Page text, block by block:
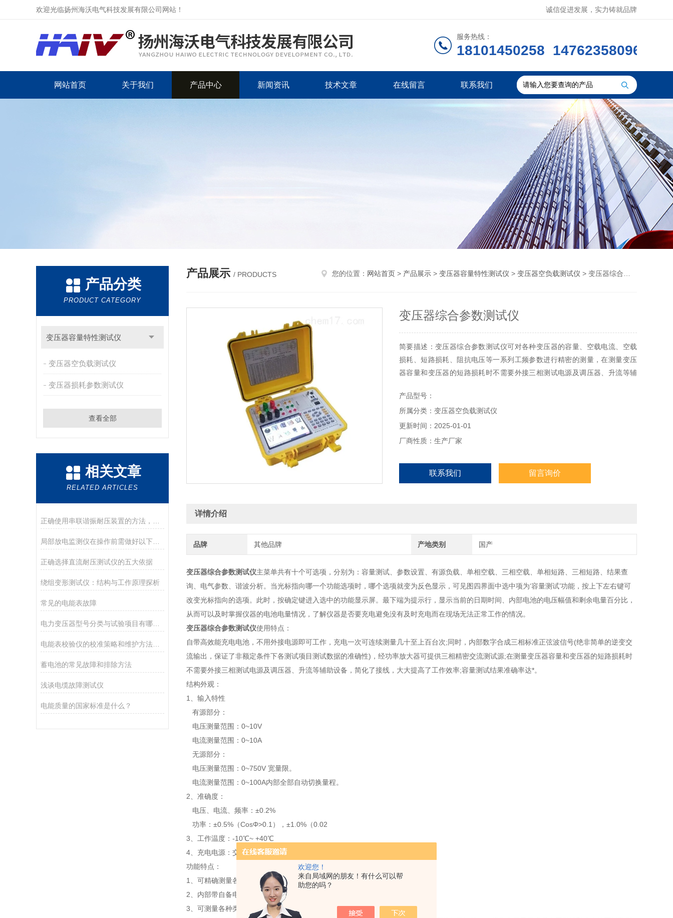
欢迎您！
来自局域网的朋友！有什么可以帮
助您的吗？
欢迎光临扬州海沃电气科技发展有限公司网站！ 诚信促进发展，实力铸就品牌
服务热线：
18101450258 14762358096
网站首页 关于我们 产品中心 新闻资讯 技术文章 在线留言 联系我们
产品分类
PRODUCT CATEGORY
变压器容量特性测试仪
变压器空负载测试仪
变压器损耗参数测试仪
查看全部
相关文章
RELATED ARTICLES
局部放电监测仪在操作前需做好以下准备
正确选择直流耐压测试仪的五大依据
绕组变形测试仪：结构与工作原理探析
常见的电能表故障
电力变压器型号分类与试验项目有哪些？
电能表校验仪的校准策略和维护方法探讨
蓄电池的常见故障和排除方法
浅谈电缆故障测试仪
电能质量的国家标准是什么？
产品展示 / PRODUCTS 您的位置： 网站首页 > 产品展示 > 变压器容量特性测试仪 > 变压器空负载测试仪 > 变压器综合参数测试仪
变压器综合参数测试仪
简要描述：变压器综合参数测试仪可对各种变压器的容量、空载电流、空载
损耗、短路损耗、阻抗电压等一系列工频参数进行精密的测量，在测量变压
器容量和变压器的短路损耗时不需要外接三相测试电源及调压器、升流等辅
清彩色触摸操作界面，操作种类型的变海沃压器的空载电流、空载损耗、短
路电压、短路损耗。
产品型号：
所属分类：变压器空负载测试仪
更新时间：2025-01-01
厂商性质：生产厂家
联系我们 留言询价
详情介绍
品牌 其他品牌 产地类别 国产
变压器综合参数测试仪主菜单共有十个可选项，分别为：容量测试、参数设置、有源负载、单相空载、三相空载、单相短路、三相短路、结果查
询、电气参数、谐波分析。当光标指向哪一个功能选项时，哪个选项就变为反色显示，可见图四界面中选中项为‘容量测试’功能，按上下左右键可
改变光标指向的选项。此时，按确定键进入选中的功能显示屏。最下端为提示行，显示当前的日期时间、内部电池的电压幅值和剩余电量百分比，
从而可以及时掌握仪器的电池电量情况，了解仪器是否要充电避免没有及时充电而在现场无法正常工作的情况。
变压器综合参数测试仪使用特点：
自带高效能充电电池，不用外接电源即可工作，充电一次可连续测量几十至上百台次;同时，内部数字合成三相标准正弦波信号(绝非简单的逆变交
流输出，保证了非额定条件下各测试项目测试数据的准确性)，经功率放大器可提供三相精密交流测试源;在测量变压器容量和变压器的短路损耗时
不需要外接三相测试电源及调压器、升流等辅助设备，简化了接线，大大提高了工作效率;容量测试结果准确率达*。
结构外观：
1、输入特性
有源部分：
电压测量范围：0~10V
电流测量范围：0~10A
无源部分：
电压测量范围：0~750V 宽量限。
电流测量范围：0~100A内部全部自动切换量程。
2、准确度：
电压、电流、频率：±0.2%
功率：±0.5%（CosΦ>0.1），±1.0%（0.02
3、工作温度：-10℃~ +40℃
4、充电电源：交流90V~260V
功能特点：
1、可精确测量各种配电变压器的容量，无源测量，方便、准确。
2、内部带自备电源、采用高效电池，自动产生三相大功率测试电源。
3、可测量各种类型的变压器的空载电流、空载损耗、短路电压、短路损耗。